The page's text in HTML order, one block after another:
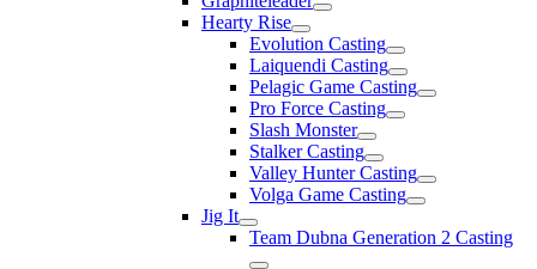
Hearty Rise
Evolution Casting
Laiquendi Casting
Pelagic Game Casting
Pro Force Casting
Slash Monster
Stalker Casting
Valley Hunter Casting
Volga Game Casting
Jig It
Team Dubna Generation 2 Casting